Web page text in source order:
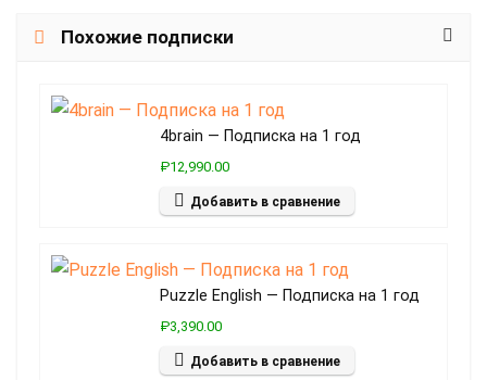
Похожие подписки
4brain — Подписка на 1 год
₽12,990.00
Добавить в сравнение
Puzzle English — Подписка на 1 год
₽3,390.00
Добавить в сравнение